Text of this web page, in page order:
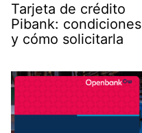
Tarjeta de crédito
Pibank: condiciones
y cómo solicitarla